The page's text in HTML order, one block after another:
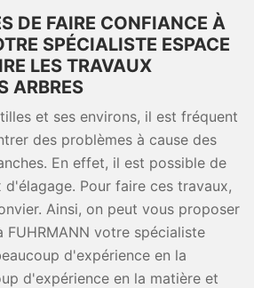
DE FAIRE CONFIANCE À
SPÉCIALISTE ESPACE
LES TRAVAUX
ARBRES
et ses environs, il est fréquent
des problèmes à cause des
En effet, il est possible de
d'élagage. Pour faire ces travaux,
Ainsi, on peut vous proposer
FUHRMANN votre spécialiste
d'expérience en la
d'expérience en la matière et